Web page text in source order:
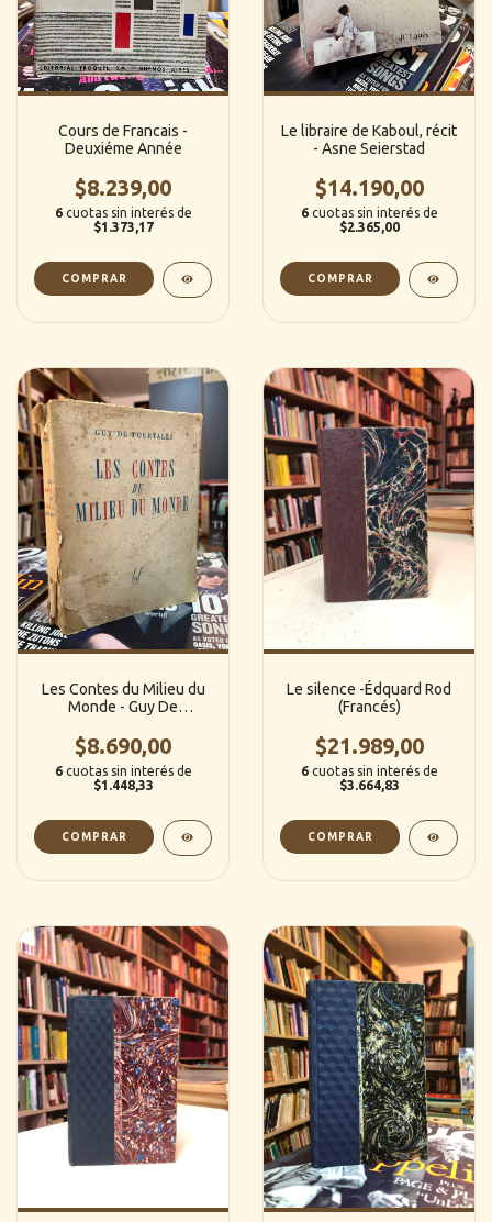
Cours de Francais -
Deuxiéme Année
$8.239,00
6 cuotas sin interés de
$1.373,17
Le libraire de Kaboul, récit
- Asne Seierstad
$14.190,00
6 cuotas sin interés de
$2.365,00
Les Contes du Milieu du
Monde - Guy De
$8.690,00
6 cuotas sin interés de
$1.448,33
Le silence -Édquard Rod
(Francés)
$21.989,00
6 cuotas sin interés de
$3.664,83